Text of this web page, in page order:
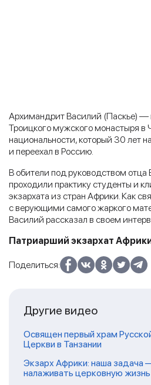
Архимандрит Василий (Паскье) —
Троицкого мужского монастыря в
национальности, который 30 лет
и переехал в Россию.
В обители под руководством отца
проходили практику студенты и
экзархата из стран Африки. Как
с верующими самого жаркого
Василий рассказал в своем
Патриарший экзархат
Поделиться:
Другие видео
Освящен первый храм
Церкви в Танзании
Экзарх Африки: наша задача
налаживать церковную жизнь